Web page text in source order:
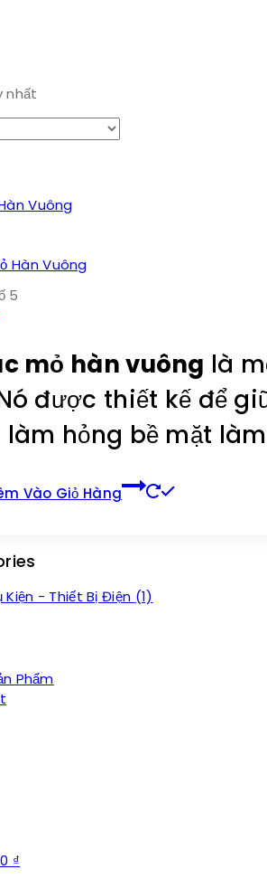
nhất
Hàn Vuông
5
mỏ hàn vuông là
được thiết kế để
hỏng bề mặt
Vào Giỏ Hàng
Kiện - Thiết Bị Điện (1)
Phẩm
₫